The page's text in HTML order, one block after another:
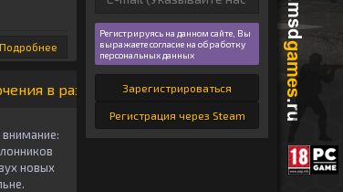
Подробнее
в разрешении 4K
новых
Регистрируясь на данном сайте, Вы
выражаете согласие на обработку
персональных данных
Зарегистрироваться
Регистрация через Steam